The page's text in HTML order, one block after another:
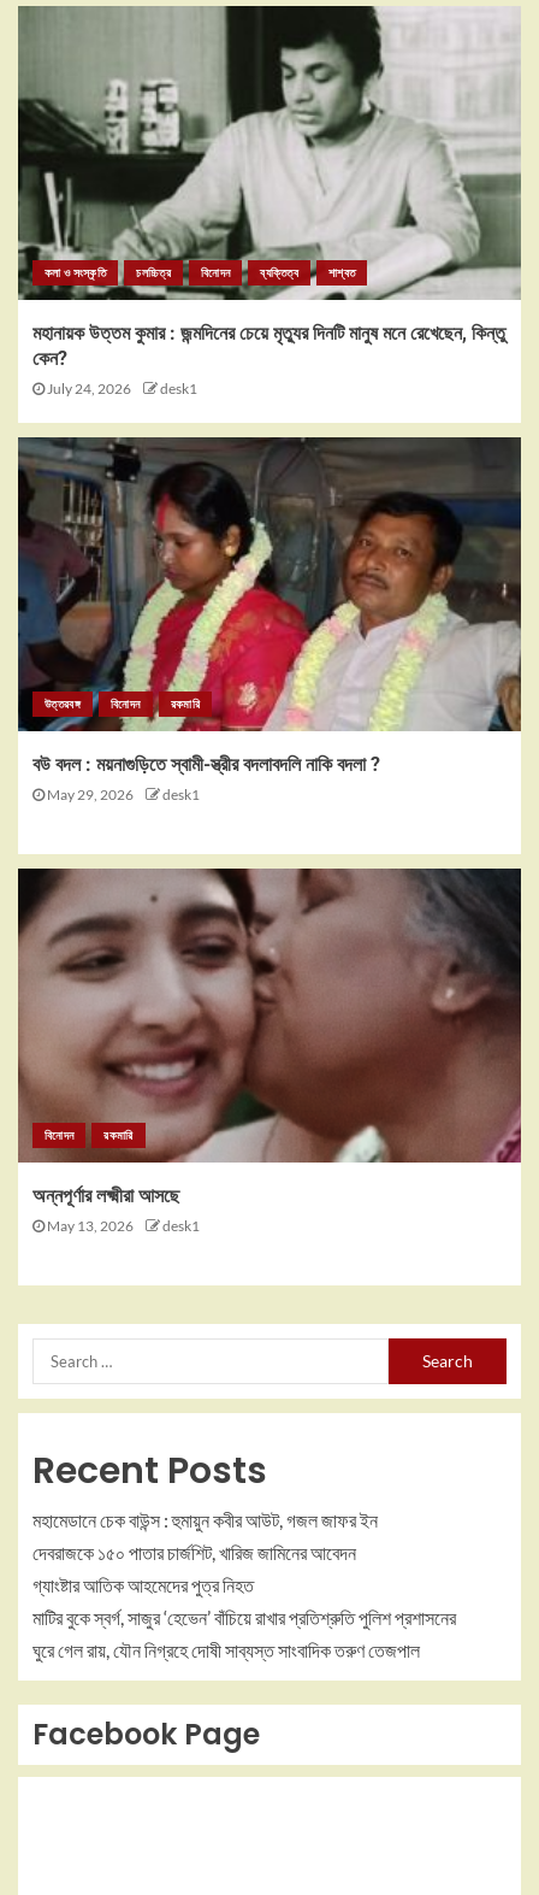
কলা ও সংস্কৃতি চলচ্চিত্র বিনোদন ব্যক্তিত্ব শাশ্বত
মহানায়ক উত্তম কুমার : জন্মদিনের চেয়ে মৃত্যুর দিনটি মানুষ মনে রেখেছেন, কিন্তু
কেন?
July 24, 2026 desk1
উত্তরবঙ্গ বিনোদন রকমারি
বউ বদল : ময়নাগুড়িতে স্বামী-স্ত্রীর বদলাবদলি নাকি বদলা ?
May 29, 2026 desk1
বিনোদন রকমারি
অন্নপূর্ণার লক্ষ্মীরা আসছে
May 13, 2026 desk1
Recent Posts
মহামেডানে চেক বাউন্স : হুমায়ুন কবীর আউট, গজল জাফর ইন
দেবরাজকে ১৫০ পাতার চার্জশিট, খারিজ জামিনের আবেদন
গ্যাংষ্টার আতিক আহমেদের পুত্র নিহত
মাটির বুকে স্বর্গ, সাজুর ‘হেভেন’ বাঁচিয়ে রাখার প্রতিশ্রুতি পুলিশ প্রশাসনের
ঘুরে গেল রায়, যৌন নিগ্রহে দোষী সাব্যস্ত সাংবাদিক তরুণ তেজপাল
Facebook Page